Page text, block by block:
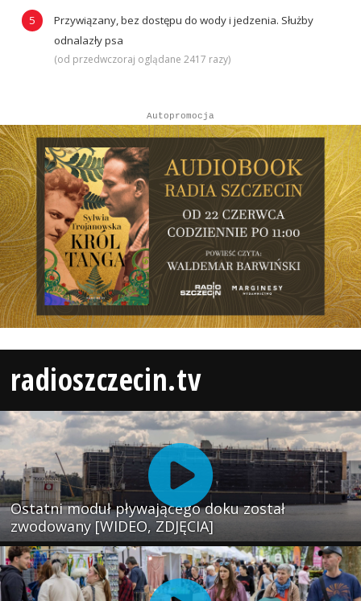
Przywiązany, bez dostępu do wody i jedzenia. Służby
odnalazły psa
(od przedwczoraj oglądane 2417 razy)
Autopromocja
radioszczecin.tv
Ostatni moduł pływającego doku został
zwodowany [WIDEO, ZDJĘCIA]